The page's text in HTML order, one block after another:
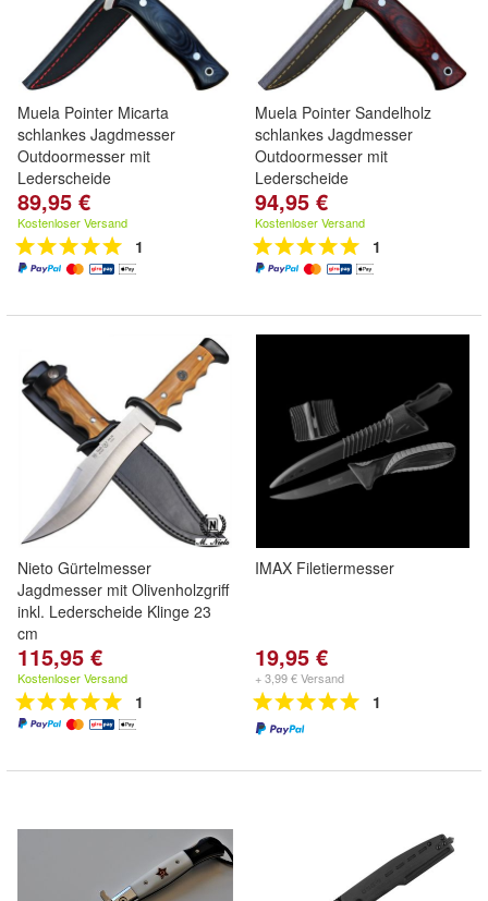
Muela Pointer Micarta
schlankes Jagdmesser
Outdoormesser mit
Lederscheide
89,95 €
Kostenloser Versand
1
Muela Pointer Sandelholz
schlankes Jagdmesser
Outdoormesser mit
Lederscheide
94,95 €
Kostenloser Versand
1
Nieto Gürtelmesser
Jagdmesser mit Olivenholzgriff
inkl. Lederscheide Klinge 23
cm
115,95 €
Kostenloser Versand
1
IMAX Filetiermesser
19,95 €
+ 3,99 € Versand
1